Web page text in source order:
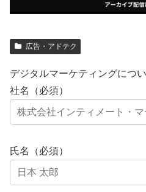
広告・アドテク
デジタルマーケティングにつ
社名（必須）
氏名（必須）